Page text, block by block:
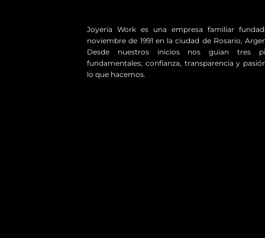
Joyería Work es una empresa familiar
noviembre de 1991 en la ciudad de Rosario,
Desde nuestros inicios nos guian tres
fundamentales; confianza, transparencia y
lo que hacemos.